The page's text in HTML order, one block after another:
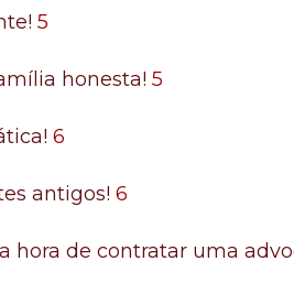
5
honesta! 5
6
antigos! 6
hora de contratar uma